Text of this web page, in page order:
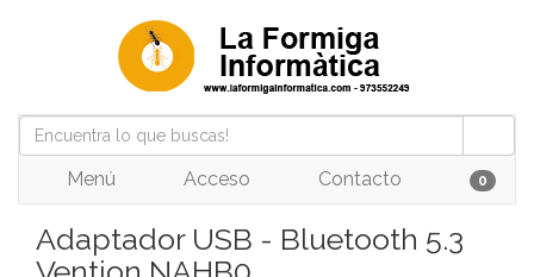
Menú Acceso Contacto 0
Adaptador USB - Bluetooth 5.3